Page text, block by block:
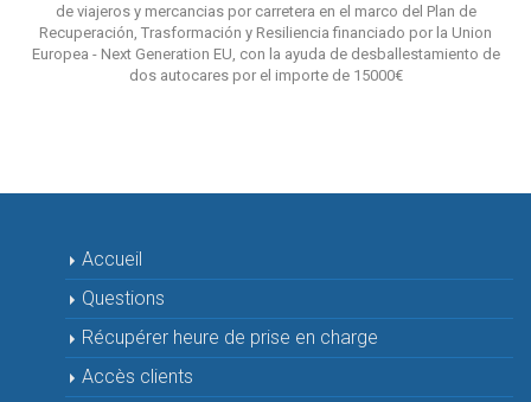
de viajeros y mercancias por carretera en el marco del Plan de
Recuperación, Trasformación y Resiliencia financiado por la Union
Europea - Next Generation EU, con la ayuda de desballestamiento de
dos autocares por el importe de 15000€
Accueil
Questions
Récupérer heure de prise en charge
Accès clients